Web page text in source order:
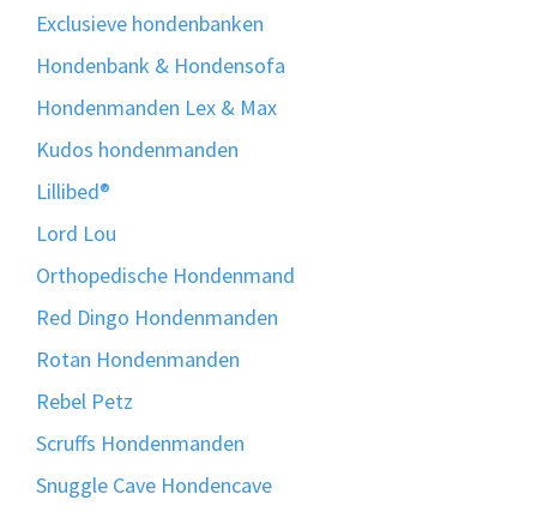
Exclusieve hondenbanken
Hondenbank & Hondensofa
Hondenmanden Lex & Max
Kudos hondenmanden
Lillibed®
Lord Lou
Orthopedische Hondenmand
Red Dingo Hondenmanden
Rotan Hondenmanden
Rebel Petz
Scruffs Hondenmanden
Snuggle Cave Hondencave